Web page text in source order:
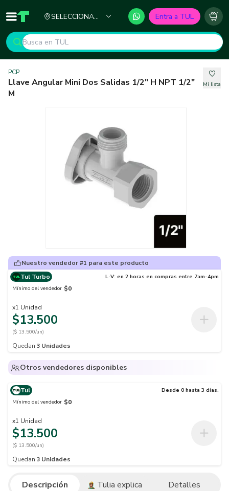
Inicio TUL - Tu Marketplace de Construcción
SELECCIONA
Entra a TUL
PCP
Llave Angular Mini Dos Salidas 1/2" H NPT 1/2"
M
Mi lista
Nuestro vendedor #1 para este producto
Tul Turbo
L-V: en 2 horas en compras entre 7am-4pm
Mínimo del vendedor $0
x1 Unidad
$13.500
($ 13.500/un)
Quedan 3 Unidades
Otros vendedores disponibles
Tul
Desde 0 hasta 3 días.
Mínimo del vendedor $0
x1 Unidad
$13.500
($ 13.500/un)
Quedan 3 Unidades
Descripción Tulia explica Detalles